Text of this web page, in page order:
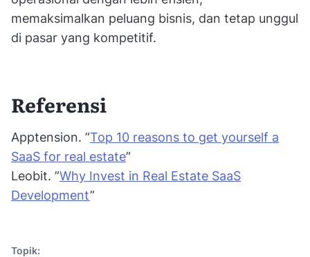
memaksimalkan peluang bisnis, dan tetap unggul
di pasar yang kompetitif.
Referensi
Apptension. ”Top 10 reasons to get yourself a
SaaS for real estate”
Leobit. ”Why Invest in Real Estate SaaS
Development”
Topik: